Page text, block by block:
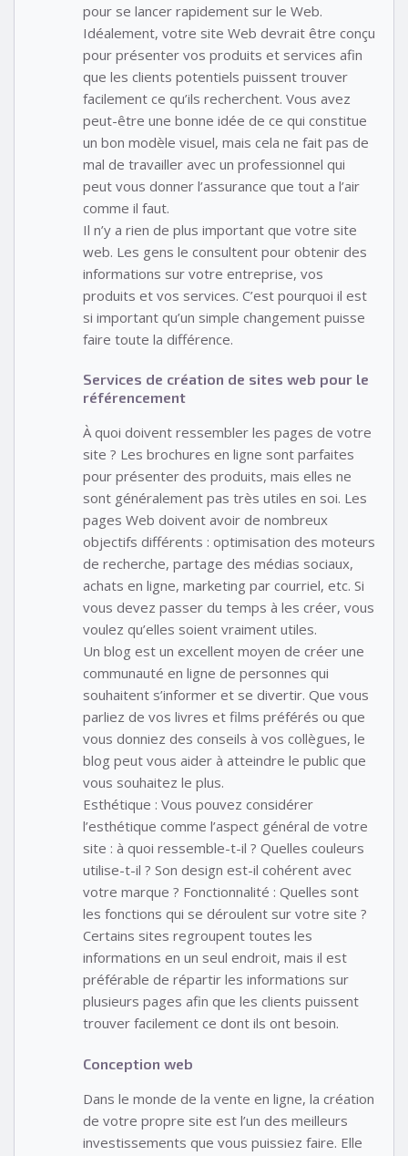
pour se lancer rapidement sur le Web.
Idéalement, votre site Web devrait être conçu
pour présenter vos produits et services afin
que les clients potentiels puissent trouver
facilement ce qu’ils recherchent. Vous avez
peut-être une bonne idée de ce qui constitue
un bon modèle visuel, mais cela ne fait pas de
mal de travailler avec un professionnel qui
peut vous donner l’assurance que tout a l’air
comme il faut.
Il n’y a rien de plus important que votre site
web. Les gens le consultent pour obtenir des
informations sur votre entreprise, vos
produits et vos services. C’est pourquoi il est
si important qu’un simple changement puisse
faire toute la différence.
Services de création de sites web pour le
référencement
À quoi doivent ressembler les pages de votre
site ? Les brochures en ligne sont parfaites
pour présenter des produits, mais elles ne
sont généralement pas très utiles en soi. Les
pages Web doivent avoir de nombreux
objectifs différents : optimisation des moteurs
de recherche, partage des médias sociaux,
achats en ligne, marketing par courriel, etc. Si
vous devez passer du temps à les créer, vous
voulez qu’elles soient vraiment utiles.
Un blog est un excellent moyen de créer une
communauté en ligne de personnes qui
souhaitent s’informer et se divertir. Que vous
parliez de vos livres et films préférés ou que
vous donniez des conseils à vos collègues, le
blog peut vous aider à atteindre le public que
vous souhaitez le plus.
Esthétique : Vous pouvez considérer
l’esthétique comme l’aspect général de votre
site : à quoi ressemble-t-il ? Quelles couleurs
utilise-t-il ? Son design est-il cohérent avec
votre marque ? Fonctionnalité : Quelles sont
les fonctions qui se déroulent sur votre site ?
Certains sites regroupent toutes les
informations en un seul endroit, mais il est
préférable de répartir les informations sur
plusieurs pages afin que les clients puissent
trouver facilement ce dont ils ont besoin.
Conception web
Dans le monde de la vente en ligne, la création
de votre propre site est l’un des meilleurs
investissements que vous puissiez faire. Elle